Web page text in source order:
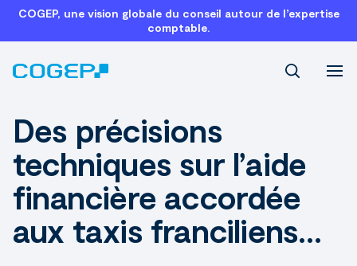
COGEP, une vision globale du conseil autour de l’expertise
comptable.
Des précisions
techniques sur l’aide
financière accordée
aux taxis franciliens…